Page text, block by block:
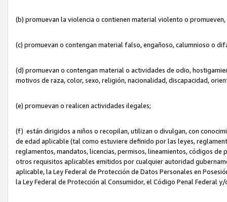
(b) promuevan la violencia o contienen material violento o
(c) promuevan o contengan material falso, engañoso, calumnioso o
(d) promuevan o contengan material o actividades de odio,
motivos de raza, color, sexo, religión, nacionalidad, discapacidad,
(e) promuevan o realicen actividades ilegales;
(f) están dirigidos a niños o recopilan, utilizan o divulgan, con
de edad aplicable (tal como estuviere definido por las leyes,
reglamentos, mandatos, licencias, permisos, lineamientos, códigos
otros requisitos aplicables emitidos por cualquier autoridad
aplicable, la Ley Federal de Protección de Datos Personales en
la Ley Federal de Protección al Consumidor, el Código Penal Federal